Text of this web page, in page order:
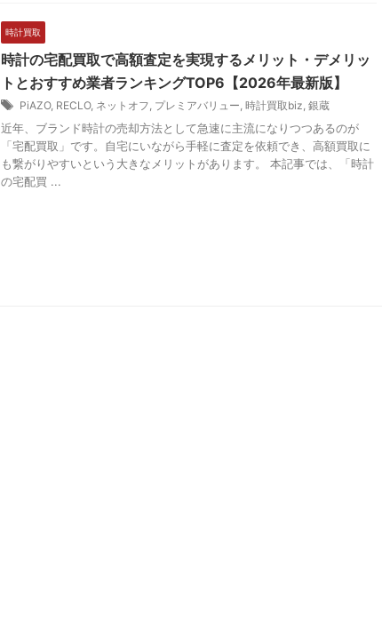
時計買取
時計の宅配買取で高額査定を実現するメリット・デメリッ
トとおすすめ業者ランキングTOP6【2026年最新版】
PiAZO, RECLO, ネットオフ, プレミアバリュー, 時計買取biz, 銀蔵
近年、ブランド時計の売却方法として急速に主流になりつつあるのが
「宅配買取」です。自宅にいながら手軽に査定を依頼でき、高額買取に
も繋がりやすいという大きなメリットがあります。 本記事では、「時計
の宅配買 ...